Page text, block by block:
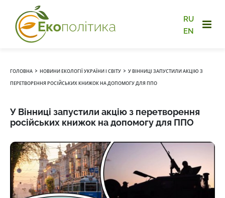
RU
EN
ГОЛОВНА › НОВИНИ ЕКОЛОГІЇ УКРАЇНИ І СВІТУ › У ВІННИЦІ ЗАПУСТИЛИ АКЦІЮ З
ПЕРЕТВОРЕННЯ РОСІЙСЬКИХ КНИЖОК НА ДОПОМОГУ ДЛЯ ППО
У Вінниці запустили акцію з перетворення
російських книжок на допомогу для ППО